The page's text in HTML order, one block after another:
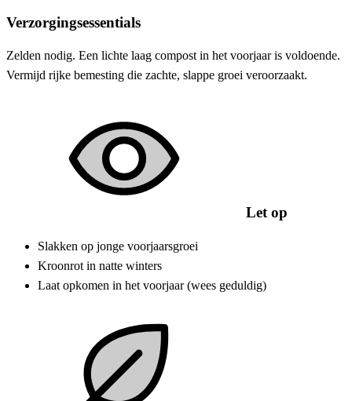
Verzorgingsessentials
Zelden nodig. Een lichte laag compost in het voorjaar is voldoende.
Vermijd rijke bemesting die zachte, slappe groei veroorzaakt.
Let op
Slakken op jonge voorjaarsgroei
Kroonrot in natte winters
Laat opkomen in het voorjaar (wees geduldig)